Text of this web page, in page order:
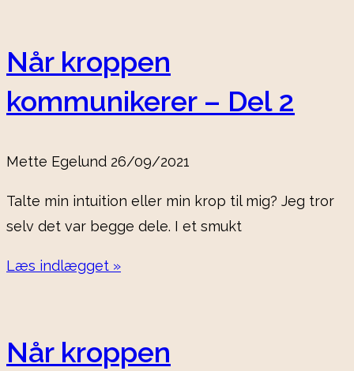
Når kroppen
kommunikerer – Del 2
Mette Egelund 26/09/2021
Talte min intuition eller min krop til mig? Jeg tror
selv det var begge dele. I et smukt
Læs indlægget »
Når kroppen